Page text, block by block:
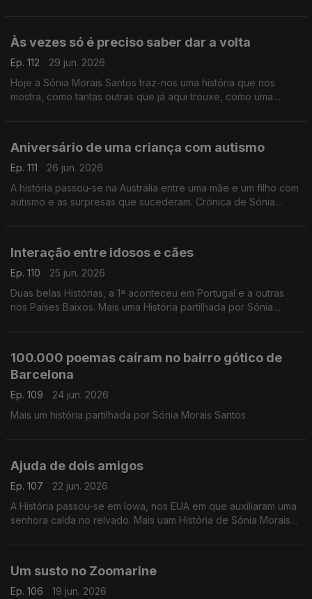
Às vezes só é preciso saber dar a volta
Ep. 112
29 jun. 2026
Hoje a Sónia Morais Santos traz-nos uma história que nos
mostra, como tantas outras que já aqui trouxe, como uma
Aniversário de uma criança com autismo
Ep. 111
26 jun. 2026
A história passou-se na Austrália entre uma mãe e um filho com
autismo e as surpresas que sucederam. Crónica de Sónia
Interação entre idosos e cães
Ep. 110
25 jun. 2026
Duas belas Histórias, a 1ª aconteceu em Portugal e a outras
nos Países Baixos. Mais uma História partilhada por Sónia
100.000 poemas caíram no bairro gótico de
Barcelona
Ep. 109
24 jun. 2026
Mais um história partilhada por Sónia Morais Santos
Ajuda de dois amigos
Ep. 107
22 jun. 2026
A História passou-se em Iowa, nos EUA em que auxiliaram uma
senhora caída no relvado. Mais uam História de Sónia Morais
Um susto no Zoomarine
Ep. 106
19 jun. 2026